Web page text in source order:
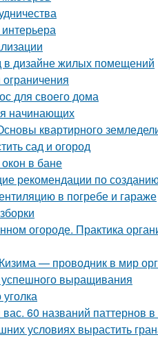
в дизайне жилых помещений
для своего дома
начинающих
квартирного
сад и огород
в бане
рекомендации по
в погребе и гараже
огороде. Практика
— проводник в мир
выращивания
60 названий паттернов
условиях вырастить